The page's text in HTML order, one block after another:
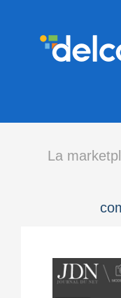
La